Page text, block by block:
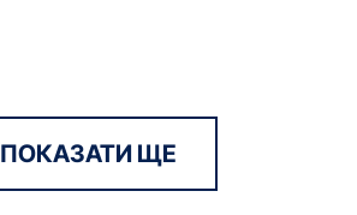
ПОКАЗАТИ ЩЕ